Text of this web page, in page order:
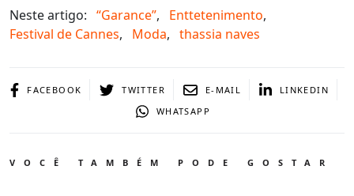
Neste artigo: “Garance”, Enttetenimento,
Festival de Cannes, Moda, thassia naves
FACEBOOK TWITTER E-MAIL
LINKEDIN
WHATSAPP
VOCÊ TAMBÉM PODE GOSTAR